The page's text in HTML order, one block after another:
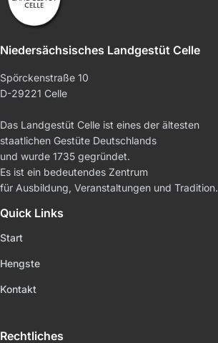
Niedersächsisches Landgestüt Celle
Spörckenstraße 10
D-29221 Celle
Das Landgestüt Celle ist eines der ältesten
staatlichen Gestüte Deutschlands
und wurde 1735 gegründet.
Es ist ein bedeutendes Zentrum
für Ausbildung, Veranstaltungen und Tradition.
Quick Links
Start
Hengste
Kontakt
Rechtliches